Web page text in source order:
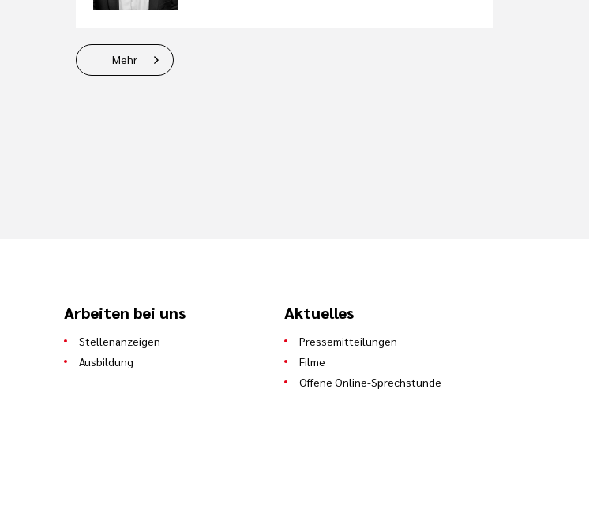
Mehr
Arbeiten bei uns
Stellenanzeigen
Ausbildung
Aktuelles
Pressemitteilungen
Filme
Offene Online-Sprechstunde